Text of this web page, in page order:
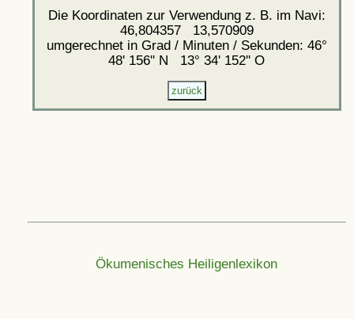
Die Koordinaten zur Verwendung z. B. im Navi:
46,804357 13,570909
umgerechnet in Grad / Minuten / Sekunden: 46°
48' 156'' N 13° 34' 152'' O
Ökumenisches Heiligenlexikon